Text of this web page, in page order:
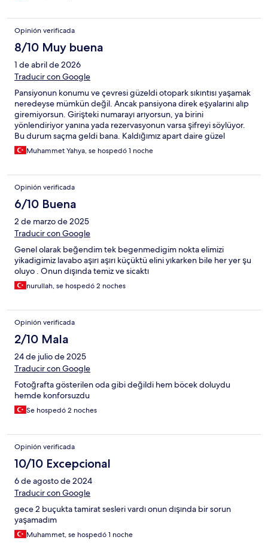
Opinión verificada
8/10 Muy buena
1 de abril de 2026
Traducir con Google
Pansiyonun konumu ve çevresi güzeldi otopark sıkıntısı yaşamak
neredeyse mümkün değil. Ancak pansiyona direk eşyalarını alıp
giremiyorsun. Girişteki numarayı arıyorsun, ya birini
yönlendiriyor yanına yada rezervasyonun varsa şifreyi söylüyor.
Bu durum saçma geldi bana. Kaldığımız apart daire güzel
havalandırılmıştı, yatağı rahattı, temizdi, mini buzdolabı vardı.
Eksi olarak girişe tek kullanımlık terlik koyulması, banyoya havlu
başlıklarının değiştirilmesi gerekiyor. Ayrıca pvcler güzel bi
tadilat edilirse iyi olur dışarının nerdeyse tüm sesini rahatlıkla
içerden duyuyosunuz.
Muhammet Yahya, se hospedó 1 noche
Opinión verificada
6/10 Buena
2 de marzo de 2025
Traducir con Google
Genel olarak beğendim tek begenmedigim nokta elimizi
yikadigimiz lavabo aşırı aşırı küçüktü elini yıkarken bile her yer şu
oluyo . Onun dışında temiz ve sicaktı
nurullah, se hospedó 2 noches
Opinión verificada
2/10 Mala
24 de julio de 2025
Traducir con Google
Fotoğrafta gösterilen oda gibi değildi hem böcek doluydu
hemde konforsuzdu
Se hospedó 2 noches
Opinión verificada
10/10 Excepcional
6 de agosto de 2024
Traducir con Google
gece 2 buçukta tamirat sesleri vardı onun dışında bir sorun
yaşamadım
Muhammet, se hospedó 1 noche